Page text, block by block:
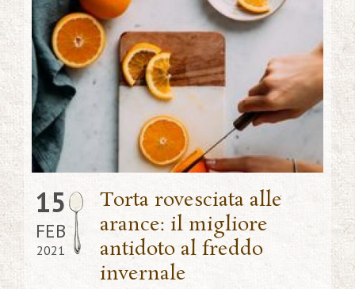
15
FEB
2021
Torta rovesciata alle
arance: il migliore
antidoto al freddo
invernale